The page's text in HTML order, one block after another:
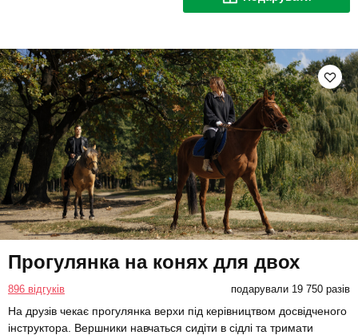
Прогулянка на конях для двох
896 відгуків подарували 19 750 разів
На друзів чекає прогулянка верхи під керівництвом досвідченого
інструктора. Вершники навчаться сидіти в сідлі та тримати